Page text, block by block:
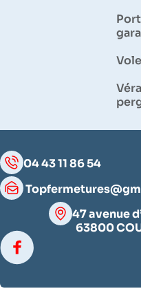
04 43 11 86 54
47 avenue
63800